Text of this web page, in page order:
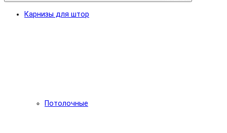
Карнизы для штор
Потолочные